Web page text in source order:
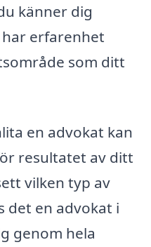
känner dig
erfarenhet
som ditt
en advokat kan
resultatet av ditt
vilken typ av
det en advokat i
genom hela